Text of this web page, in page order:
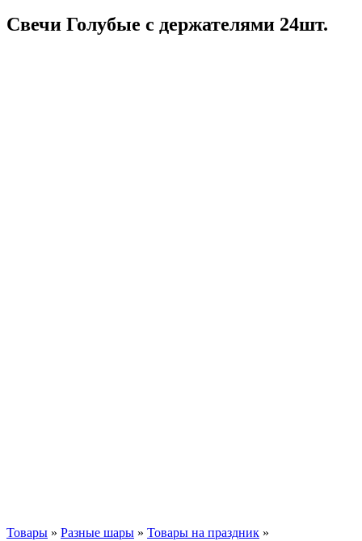
Свечи Голубые с держателями 24шт.
Товары » Разные шары » Товары на праздник »